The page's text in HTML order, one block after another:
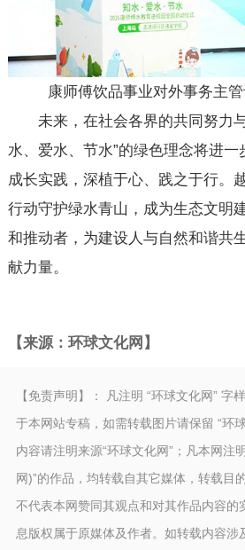
康师傅饮品事业对外事务主
未来，在社会各界的共同努力与
水、爱水、节水”的绿色理念将进
成长实践，深植于心、践之于行。
行动守护绿水青山，成为生态文明
和推动者，为建设人与自然和谐共
献力量。
【来源：环球文化网】
【免责声明】： 凡注明 “环球文化网” 字
于本网站专稿，如需转载图片请保留 “环
内容请注明来源“环球文化网”；凡本网注
网)”的作品，均转载自其它媒体，转载目
不代表本网赞同其观点和对其作品内容的
息版权属于原媒体及作者。如转载内容涉